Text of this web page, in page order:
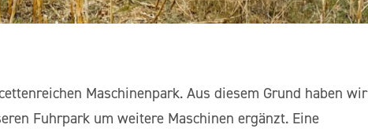
Maschinenpark. Aus diesem Grund haben wir
Fuhrpark um weitere Maschinen ergänzt. Eine